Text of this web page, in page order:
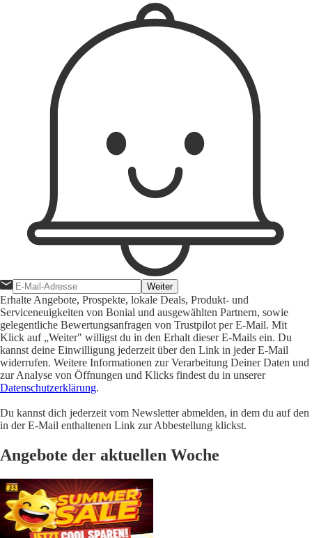
Weiter
Erhalte Angebote, Prospekte, lokale Deals, Produkt- und
Serviceneuigkeiten von Bonial und ausgewählten Partnern, sowie
gelegentliche Bewertungsanfragen von Trustpilot per E-Mail. Mit
Klick auf „Weiter" willigst du in den Erhalt dieser E-Mails ein. Du
kannst deine Einwilligung jederzeit über den Link in jeder E-Mail
widerrufen. Weitere Informationen zur Verarbeitung Deiner Daten und
zur Analyse von Öffnungen und Klicks findest du in unserer
Datenschutzerklärung.
Du kannst dich jederzeit vom Newsletter abmelden, in dem du auf den
in der E-Mail enthaltenen Link zur Abbestellung klickst.
Angebote der aktuellen Woche